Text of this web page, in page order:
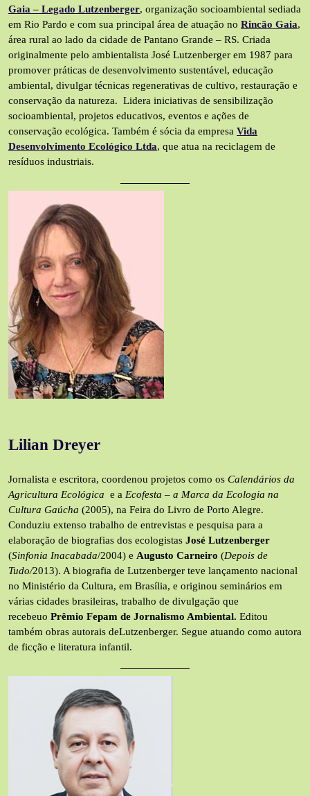
Gaia – Legado Lutzenberger, organização socioambiental sediada
em Rio Pardo e com sua principal área de atuação no Rincão Gaia,
área rural ao lado da cidade de Pantano Grande – RS. Criada
originalmente pelo ambientalista José Lutzenberger em 1987 para
promover práticas de desenvolvimento sustentável, educação
ambiental, divulgar técnicas regenerativas de cultivo, restauração e
conservação da natureza. Lidera iniciativas de sensibilização
socioambiental, projetos educativos, eventos e ações de
conservação ecológica. Também é sócia da empresa Vida
Desenvolvimento Ecológico Ltda, que atua na reciclagem de
resíduos industriais.
Lilian Dreyer
Jornalista e escritora, coordenou projetos como os Calendários da
Agricultura Ecológica e a Ecofesta – a Marca da Ecologia na
Cultura Gaúcha (2005), na Feira do Livro de Porto Alegre.
Conduziu extenso trabalho de entrevistas e pesquisa para a
elaboração de biografias dos ecologistas José Lutzenberger
(Sinfonia Inacabada/2004) e Augusto Carneiro (Depois de
Tudo/2013). A biografia de Lutzenberger teve lançamento nacional
no Ministério da Cultura, em Brasília, e originou seminários em
várias cidades brasileiras, trabalho de divulgação que
recebeuo Prêmio Fepam de Jornalismo Ambiental. Editou
também obras autorais deLutzenberger. Segue atuando como autora
de ficção e literatura infantil.